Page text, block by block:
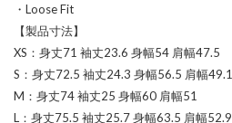
・Loose Fit
【製品寸法】
XS：身丈71 袖丈23.6 身幅54 肩幅47.5
S：身丈72.5 袖丈24.3 身幅56.5 肩幅49.1
M：身丈74 袖丈25 身幅60 肩幅51
L：身丈75.5 袖丈25.7 身幅63.5 肩幅52.9